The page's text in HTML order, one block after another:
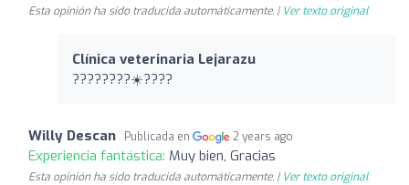
Esta opinión ha sido traducida automáticamente. | Ver texto original
Clínica veterinaria Lejarazu
????????☀️????
Willy Descan Publicada en 2 years ago
Experiencia fantástica: Muy bien, Gracias
Esta opinión ha sido traducida automáticamente. | Ver texto original